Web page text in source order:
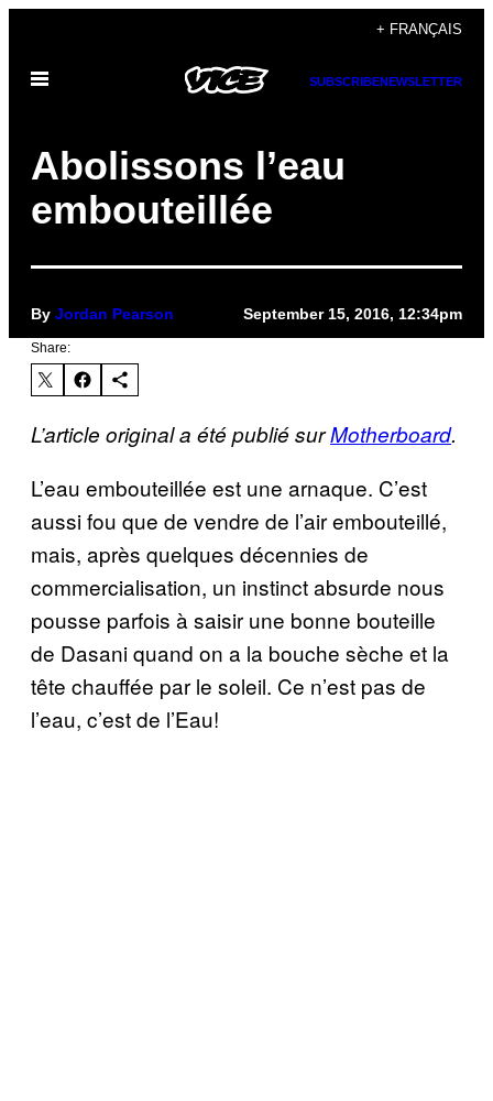
content
+ FRANÇAIS
Open
SUBSCRIBENEWSLETTER
Abolissons l’eau
embouteillée
By Jordan Pearson September 15, 2016, 12:34pm
Share:
L’article original a été publié surMotherboard.
L’eau embouteillée est une arnaque. C’est
aussi fou que de vendre de l’air embouteillé,
mais, après quelques décennies de
commercialisation, un instinct absurde nous
pousse parfois à saisir une bonne bouteille
de Dasani quand on a la bouche sèche et la
tête chauffée par le soleil. Ce n’est pas de
l’eau, c’est de l’Eau!